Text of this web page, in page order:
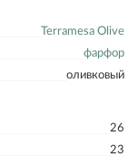
Terramesa Olive
фарфор
оливковый
26
23